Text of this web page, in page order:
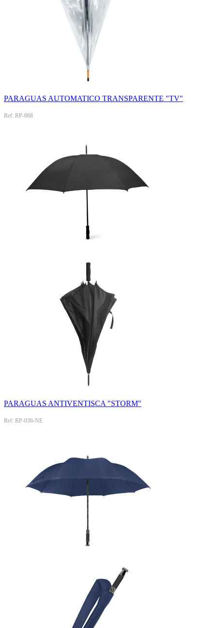
PARAGUAS AUTOMATICO TRANSPARENTE "TV"
Ref: RP-068
PARAGUAS ANTIVENTISCA "STORM"
Ref: RP-036-NE